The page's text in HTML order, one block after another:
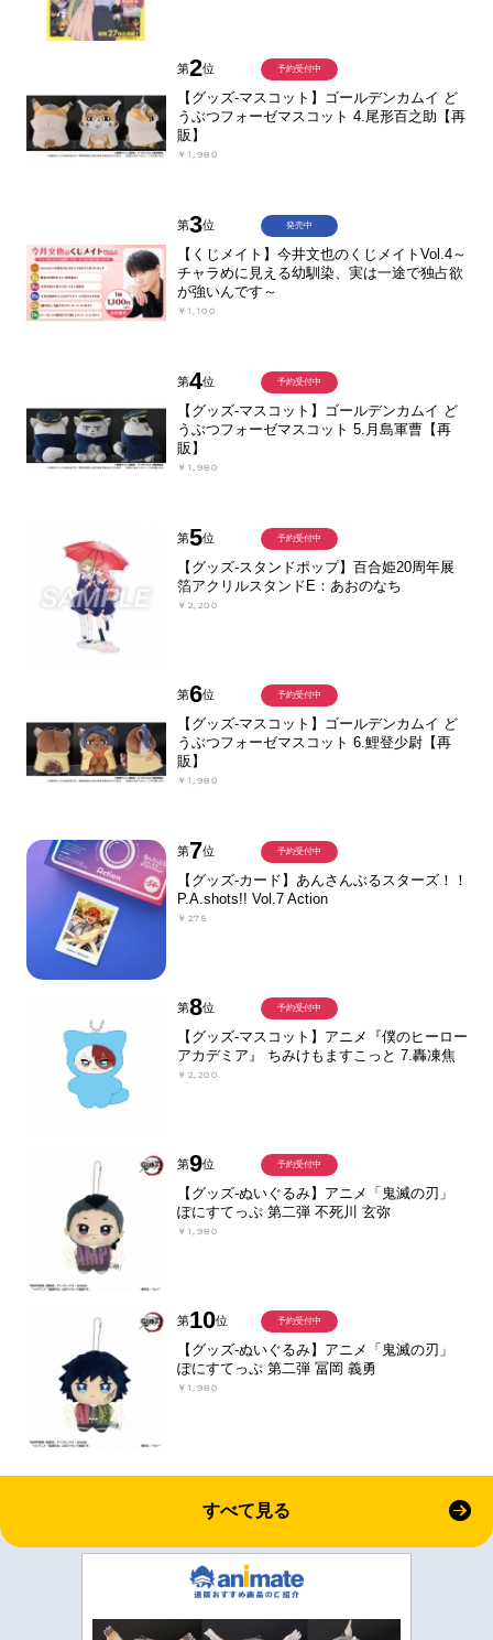
第2位
【グッズ-マスコット】ゴールデンカムイ ど
うぶつフォーゼマスコット 4.尾形百之助【再
販】
￥1,980
予約受付中
第3位
【くじメイト】今井文也のくじメイトVol.4～
チャラめに見える幼馴染、実は一途で独占欲
が強いんです～
￥1,100
発売中
第4位
【グッズ-マスコット】ゴールデンカムイ ど
うぶつフォーゼマスコット 5.月島軍曹【再
販】
￥1,980
予約受付中
第5位
【グッズ-スタンドポップ】百合姫20周年展
箔アクリルスタンドE：あおのなち
￥2,200
予約受付中
第6位
【グッズ-マスコット】ゴールデンカムイ ど
うぶつフォーゼマスコット 6.鯉登少尉【再
販】
￥1,980
予約受付中
第7位
【グッズ-カード】あんさんぶるスターズ！！
P.A.shots!! Vol.7 Action
￥275
予約受付中
第8位
【グッズ-マスコット】アニメ『僕のヒーロー
アカデミア』 ちみけもますこっと 7.轟凍焦
￥2,200
予約受付中
第9位
【グッズ-ぬいぐるみ】アニメ「鬼滅の刃」
ぽにすてっぷ 第二弾 不死川 玄弥
￥1,980
予約受付中
第10位
【グッズ-ぬいぐるみ】アニメ「鬼滅の刃」
ぽにすてっぷ 第二弾 冨岡 義勇
￥1,980
予約受付中
すべて見る